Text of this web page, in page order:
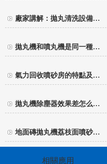
廠家講解：拋丸清洗設備…
拋丸機和噴丸機是同一種…
氣力回收噴砂房的特點及…
拋丸機除塵器效果差怎么…
地面磚拋丸機荔枝面噴砂…
相關應用